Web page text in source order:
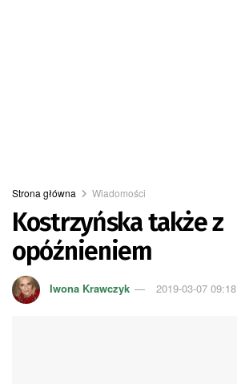
Strona główna Wiadomości
Kostrzyńska także z
opóźnieniem
Iwona Krawczyk 2019-03-07 09:18